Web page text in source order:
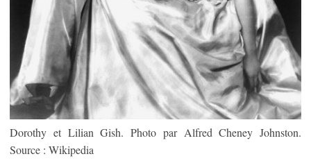
Dorothy et Lilian Gish. Photo par Alfred Cheney Johnston.
Source : Wikipedia